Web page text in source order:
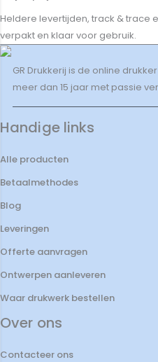
Heldere levertijden, track & trace
verpakt en klaar voor gebruik.
GR Drukkerij is de online
meer dan 15 jaar met passie
Handige links
Alle producten
Betaalmethodes
Blog
Leveringen
Offerte aanvragen
Ontwerpen aanleveren
Waar drukwerk bestellen
Over ons
Contacteer ons